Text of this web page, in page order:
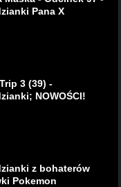
Pana X
3 (39) -
NOWOŚCI!
z bohaterów
Pokemon